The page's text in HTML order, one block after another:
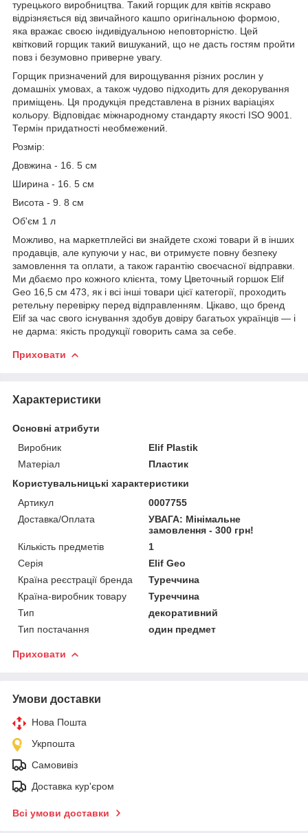
турецького виробництва. Такий горщик для квітів яскраво
відрізняється від звичайного кашпо оригінальною формою,
яка вражає своєю індивідуальною неповторністю. Цей
квітковий горщик такий вишуканий, що не дасть гостям пройти
повз і безумовно приверне увагу.
Горщик призначений для вирощування різних рослин у
домашніх умовах, а також чудово підходить для декорування
приміщень. Ця продукція представлена в різних варіаціях
кольору. Відповідає міжнародному стандарту якості ISO 9001.
Термін придатності необмежений.
Розмір:
Довжина - 16. 5 см
Ширина - 16. 5 см
Висота - 9. 8 см
Об'єм 1 л
Можливо, на маркетплейсі ви знайдете схожі товари й в інших
продавців, але купуючи у нас, ви отримуєте повну безпеку
замовлення та оплати, а також гарантію своєчасної відправки.
Ми дбаємо про кожного клієнта, тому Цветочный горшок Elif
Geo 16,5 см 473, як і всі інші товари цієї категорії, проходить
ретельну перевірку перед відправленням. Цікаво, що бренд
Elif за час свого існування здобув довіру багатьох українців — і
не дарма: якість продукції говорить сама за себе.
Приховати
Характеристики
Основні атрибути
Виробник
Elif Plastik
Матеріал
Пластик
Користувальницькі характеристики
Артикул
0007755
Доставка/Оплата
УВАГА: Мінімальне
замовлення - 300 грн!
Кількість предметів
1
Серія
Elif Geo
Країна реєстрації бренда
Туреччина
Країна-виробник товару
Туреччина
Тип
декоративний
Тип постачання
один предмет
Приховати
Умови доставки
Нова Пошта
Укрпошта
Самовивіз
Доставка кур'єром
Всі умови доставки